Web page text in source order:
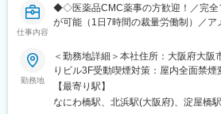
通常医薬品メーカー出身が会員であ
員として登録しています。業界関連の
プデートできる環境です。
■働き方：
◎完全在宅勤務のため、拠点（東京・
仕事内容
◆◇医薬品CMC薬事の方歓迎！／完全
が可能（1日7時間の裁量労働制）／ア
◆◇
■仕事内容：
医薬品開発における理化学・製造・品
領域のコンサルティング業務をお任せ
勤務地
＜勤務地詳細＞本社住所：大阪府大阪
りビル3F受動喫煙対策：屋内全面禁煙
【最寄り駅】
なにわ橋駅、北浜駅(大阪府)、淀屋橋駅